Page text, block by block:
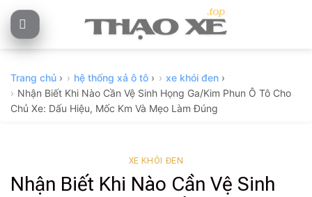
Skip
to
Trang chủ › hệ thống xả ô tô › xe khói đen ›
Nhận Biết Khi Nào Cần Vệ Sinh Họng Ga/Kim Phun Ô Tô Cho
Chủ Xe: Dấu Hiệu, Mốc Km Và Mẹo Làm Đúng
XE KHÓI ĐEN
Nhận Biết Khi Nào Cần Vệ Sinh